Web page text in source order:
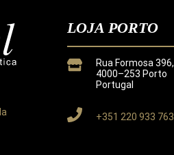
a sua experiência.
LOJA PORTO
Rua Formosa
4000–253 Porto
Portugal
+351 220 933 763